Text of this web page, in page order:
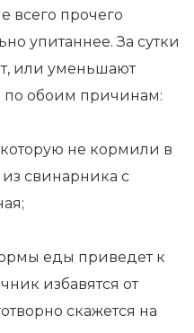
всего прочего
упитаннее. За сутки
или уменьшают
по обоим причинам:
не кормили в
свинарника с
еды приведет к
избавятся от
скажется на